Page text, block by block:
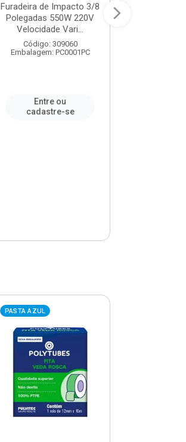
Furadeira de Impacto 3/8
Polegadas 550W 220V
Velocidade Vari...
Código: 309060
Embalagem: PC0001PC
Entre ou
cadastre-se
PASTA AZUL